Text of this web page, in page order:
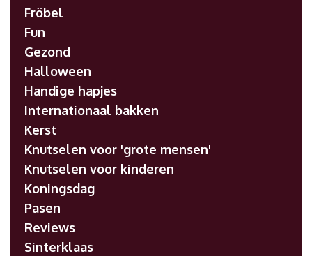
Fröbel
Fun
Gezond
Halloween
Handige hapjes
Internationaal bakken
Kerst
Knutselen voor 'grote mensen'
Knutselen voor kinderen
Koningsdag
Pasen
Reviews
Sinterklaas